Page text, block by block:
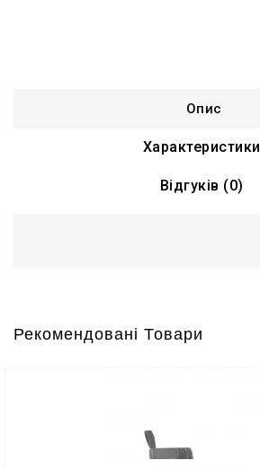
Опис
Характеристики
Відгуків (0)
Рекомендовані Товари